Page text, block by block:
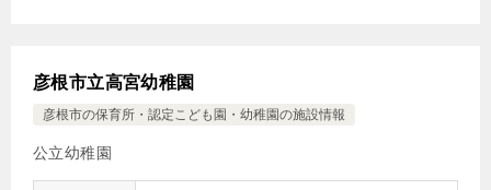
彦根市立高宮幼稚園
彦根市の保育所・認定こども園・幼稚園の施設情報
公立幼稚園